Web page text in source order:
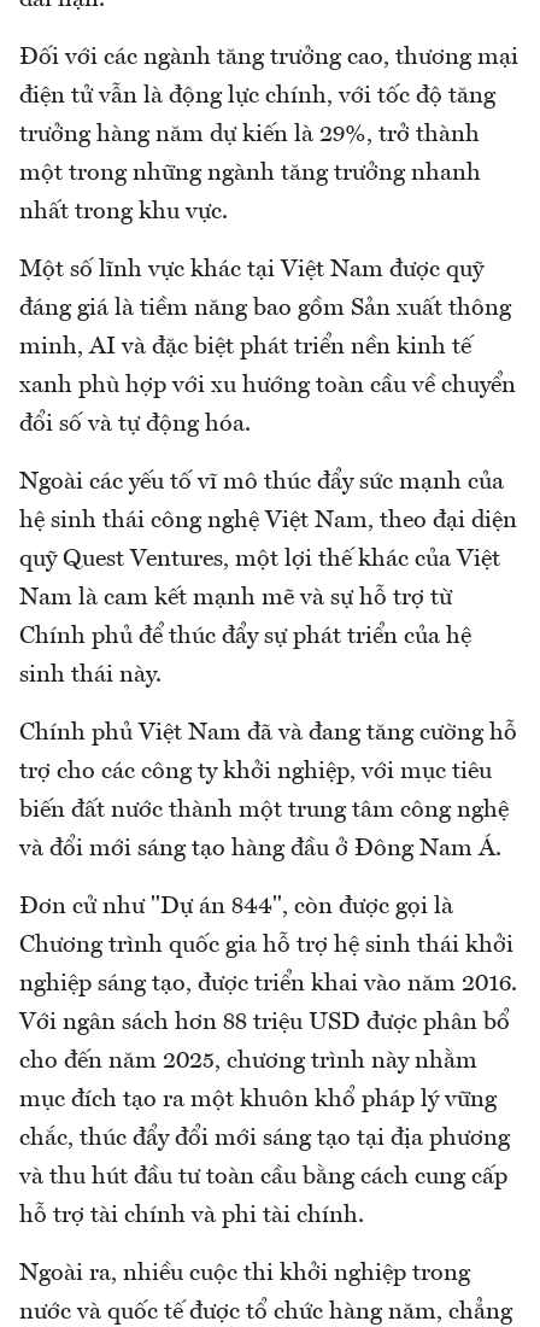
Đối với các ngành tăng trưởng cao, thương mại
điện tử vẫn là động lực chính, với tốc độ tăng
trưởng hàng năm dự kiến ​​là 29%, trở thành
một trong những ngành tăng trưởng nhanh
nhất trong khu vực.
Một số lĩnh vực khác tại Việt Nam được quỹ
đáng giá là tiềm năng bao gồm Sản xuất thông
minh, AI và đặc biệt phát triển nền kinh tế
xanh phù hợp với xu hướng toàn cầu về chuyển
đổi số và tự động hóa.
Ngoài các yếu tố vĩ mô thúc đẩy sức mạnh của
hệ sinh thái công nghệ Việt Nam, theo đại diện
quỹ Quest Ventures, một lợi thế khác của Việt
Nam là cam kết mạnh mẽ và sự hỗ trợ từ
Chính phủ để thúc đẩy sự phát triển của hệ
sinh thái này.
Chính phủ Việt Nam đã và đang tăng cường hỗ
trợ cho các công ty khởi nghiệp, với mục tiêu
biến đất nước thành một trung tâm công nghệ
và đổi mới sáng tạo hàng đầu ở Đông Nam Á.
Đơn cử như "Dự án 844", còn được gọi là
Chương trình quốc gia hỗ trợ hệ sinh thái khởi
nghiệp sáng tạo, được triển khai vào năm 2016.
Với ngân sách hơn 88 triệu USD được phân bổ
cho đến năm 2025, chương trình này nhằm
mục đích tạo ra một khuôn khổ pháp lý vững
chắc, thúc đẩy đổi mới sáng tạo tại địa phương
và thu hút đầu tư toàn cầu bằng cách cung cấp
hỗ trợ tài chính và phi tài chính.
Ngoài ra, nhiều cuộc thi khởi nghiệp trong
nước và quốc tế được tổ chức hàng năm, chẳng